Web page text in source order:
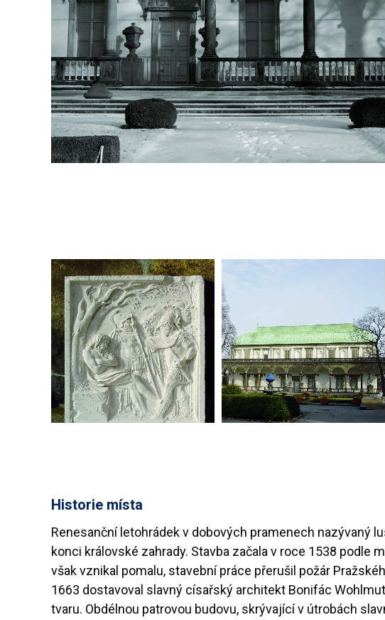
Historie místa
Renesanční letohrádek v dobových pramenech nazývaný
konci královské zahrady. Stavba začala v roce 1538 podle
však vznikal pomalu, stavební práce přerušil požár
1663 dostavoval slavný císařský architekt Bonifác
tvaru. Obdélnou patrovou budovu, skrývající v útrobách